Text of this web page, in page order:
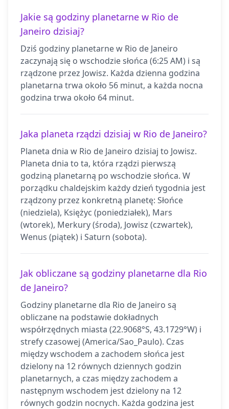
Jakie są godziny planetarne w Rio de
Janeiro dzisiaj?
Dziś godziny planetarne w Rio de Janeiro
zaczynają się o wschodzie słońca (6:25 AM) i są
rządzone przez Jowisz. Każda dzienna godzina
planetarna trwa około 56 minut, a każda nocna
godzina trwa około 64 minut.
Jaka planeta rządzi dzisiaj w Rio de Janeiro?
Planeta dnia w Rio de Janeiro dzisiaj to Jowisz.
Planeta dnia to ta, która rządzi pierwszą
godziną planetarną po wschodzie słońca. W
porządku chaldejskim każdy dzień tygodnia jest
rządzony przez konkretną planetę: Słońce
(niedziela), Księżyc (poniedziałek), Mars
(wtorek), Merkury (środa), Jowisz (czwartek),
Wenus (piątek) i Saturn (sobota).
Jak obliczane są godziny planetarne dla Rio
de Janeiro?
Godziny planetarne dla Rio de Janeiro są
obliczane na podstawie dokładnych
współrzędnych miasta (22.9068°S, 43.1729°W) i
strefy czasowej (America/Sao_Paulo). Czas
między wschodem a zachodem słońca jest
dzielony na 12 równych dziennych godzin
planetarnych, a czas między zachodem a
następnym wschodem jest dzielony na 12
równych godzin nocnych. Każda godzina jest